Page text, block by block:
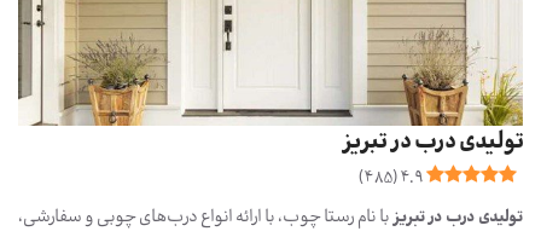
تولیدی درب در تبریز
4.9
(
485
)
تولیدی درب در تبریزبا نام رستا چوب، با ارائه انواع درب‌های چوبی و سفارشی،